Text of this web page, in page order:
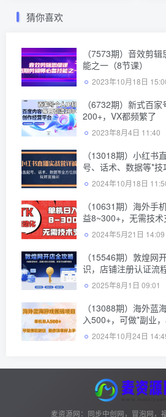
猜你喜欢
（7573期）音效剪
能之一（8节课）
2023年10月18日
（6732期）新式百
200+，VX都频繁了
2023年8月4日 11:40
（13018期）小红书
号、话术、数据等*
2024年10月18日
（10631期）海外手
益8~300+，无需技
2024年5月21日 14:09
（15546期）敦煌网
识，店铺注册认证流
2025年8月1日 09:01
（13088期）海外蓝
入500+，可做*副业，
2024年10月24日
麦资源网：同步中创网，冒泡网，